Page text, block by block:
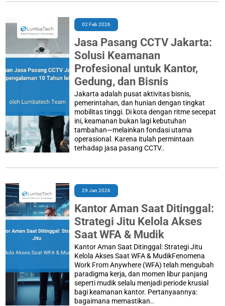
02 Feb 2026
Jasa Pasang CCTV Jakarta:
Solusi Keamanan
Profesional untuk Kantor,
Gedung, dan Bisnis
Jakarta adalah pusat aktivitas bisnis,
pemerintahan, dan hunian dengan tingkat
mobilitas tinggi. Di kota dengan ritme secepat
ini, keamanan bukan lagi kebutuhan
tambahan—melainkan fondasi utama
operasional. Karena itulah permintaan
terhadap jasa pasang CCTV..
29 Jan 2026
Kantor Aman Saat Ditinggal:
Strategi Jitu Kelola Akses
Saat WFA & Mudik
Kantor Aman Saat Ditinggal: Strategi Jitu
Kelola Akses Saat WFA & MudikFenomena
Work From Anywhere (WFA) telah mengubah
paradigma kerja, dan momen libur panjang
seperti mudik selalu menjadi periode krusial
bagi keamanan kantor. Pertanyaannya:
bagaimana memastikan..